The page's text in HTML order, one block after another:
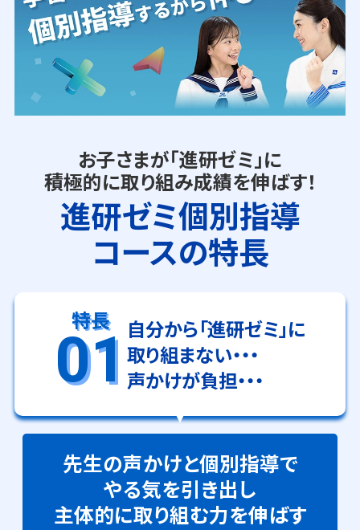
お子さまが「進研ゼミ」に
積極的に取り組み成績を伸ばす！
進研ゼミ個別指導
コースの特長
特長
01 自分から「進研ゼミ」に
取り組まない・・・
声かけが負担・・・
先生の声かけと個別指導で
やる気を引き出し
主体的に取り組む力を伸ばす